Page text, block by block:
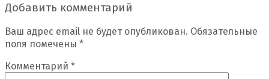
Добавить комментарий
Ваш адрес email не будет опубликован. Обязательные
поля помечены *
Комментарий *